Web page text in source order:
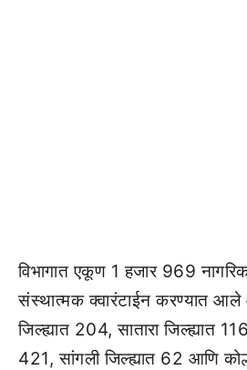
विभागात एकूण 1 हजार 969
संस्थात्मक क्वारंटाईन करण्यात
जिल्ह्यात 204, सातारा जिल्ह्यात
421, सांगली जिल्ह्यात 62 आणि